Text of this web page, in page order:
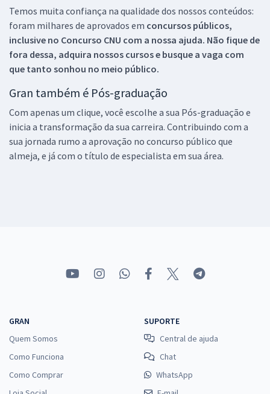
Temos muita confiança na qualidade dos nossos conteúdos:
foram milhares de aprovados em concursos públicos,
inclusive no Concurso CNU com a nossa ajuda. Não fique de
fora dessa, adquira nossos cursos e busque a vaga com
que tanto sonhou no meio público.
Gran também é Pós-graduação
Com apenas um clique, você escolhe a sua Pós-graduação e
inicia a transformação da sua carreira. Contribuindo com a
sua jornada rumo a aprovação no concurso público que
almeja, e já com o título de especialista em sua área.
GRAN
Quem Somos
Como Funciona
Como Comprar
SUPORTE
Central de ajuda
Chat
WhatsApp